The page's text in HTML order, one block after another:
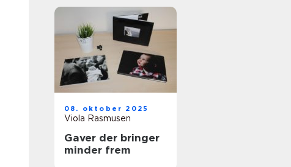
08. oktober 2025
Viola Rasmusen
Gaver der bringer
minder frem